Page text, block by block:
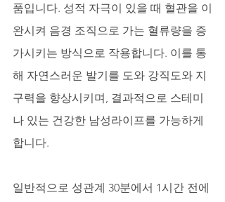
품입니다. 성적 자극이 있을 때 혈관을 이
완시켜 음경 조직으로 가는 혈류량을 증
가시키는 방식으로 작용합니다. 이를 통
해 자연스러운 발기를 도와 강직도와 지
구력을 향상시키며, 결과적으로 스테미
나 있는 건강한 남성라이프를 가능하게
합니다.
일반적으로 성관계 30분에서 1시간 전에